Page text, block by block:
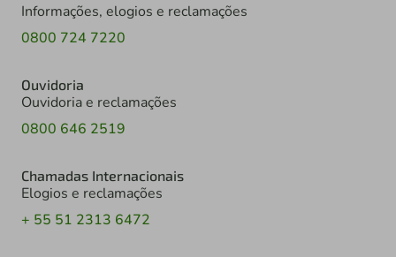
Informações, elogios e reclamações
0800 724 7220
Ouvidoria
Ouvidoria e reclamações
0800 646 2519
Chamadas Internacionais
Elogios e reclamações
+ 55 51 2313 6472